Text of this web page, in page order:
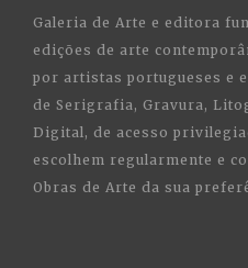
Galeria de Arte e editora
edições de arte
por artistas portugueses e
de Serigrafia, Gravura,
Digital, de acesso
escolhem regularmente e
Obras de Arte da sua